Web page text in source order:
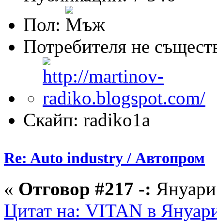
Пол:
Потребителя не
Скайп: radiko1a
Re: Auto industry / Автопром
« Отговор #217 -:
Цитат на: VITAN в